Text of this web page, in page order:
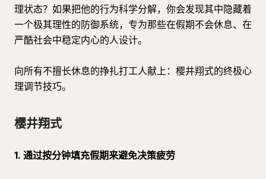
理状态？如果把他的行为科学分解，你会发现其中隐藏着
一个极其理性的防御系统，专为那些在假期不会休息、在
严酷社会中稳定内心的人设计。
向所有不擅长休息的挣扎打工人献上：樱井翔式的终极心
理调节技巧。
樱井翔式
1. 通过按分钟填充假期来避免决策疲劳